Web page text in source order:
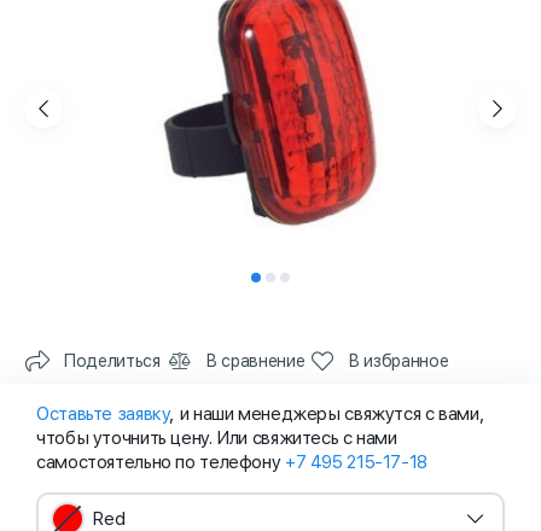
Поделиться В сравнение В избранное
Оставьте заявку, и наши менеджеры свяжутся с вами,
чтобы уточнить цену. Или свяжитесь с нами
самостоятельно по телефону +7 495 215-17-18
Red